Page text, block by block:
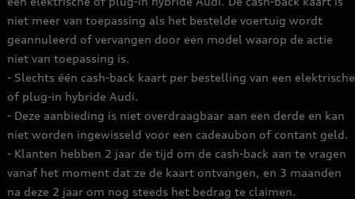
niet meer van toepassing als het bestelde voertuig wordt
geannuleerd of vervangen door een model waarop de actie
niet van toepassing is.
- Slechts één cash-back kaart per bestelling van een elektrische
of plug-in hybride Audi.
- Deze aanbieding is niet overdraagbaar aan een derde en kan
niet worden ingewisseld voor een cadeaubon of contant geld.
- Klanten hebben 2 jaar de tijd om de cash-back aan te vragen
vanaf het moment dat ze de kaart ontvangen, en 3 maanden
na deze 2 jaar om nog steeds het bedrag te claimen.